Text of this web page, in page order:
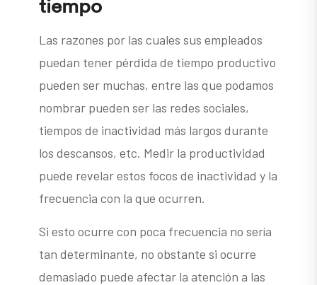
tiempo
Las razones por las cuales sus empleados
puedan tener pérdida de tiempo productivo
pueden ser muchas, entre las que podamos
nombrar pueden ser las redes sociales,
tiempos de inactividad más largos durante
los descansos, etc. Medir la productividad
puede revelar estos focos de inactividad y la
frecuencia con la que ocurren.
Si esto ocurre con poca frecuencia no sería
tan determinante, no obstante si ocurre
demasiado puede afectar la atención a las